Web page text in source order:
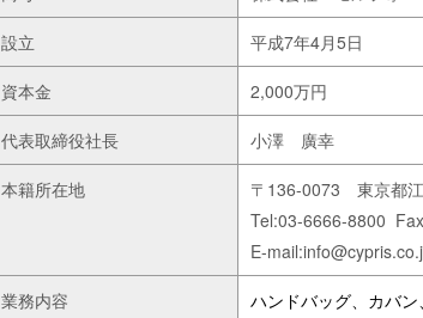
設立 平成7年4月5日
資本金 2,000万円
代表取締役社長 小澤 廣幸
本籍所在地
〒136-0073 東京都
Tel:03-6666-8800
E-
業務内容
ハンドバッグ、カバ